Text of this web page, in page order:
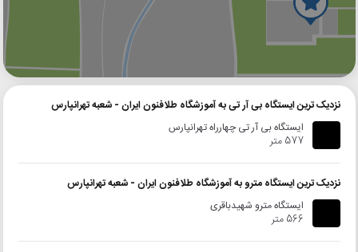
گوگل
نزدیک ترین ایستگاه بی آر تی به آموزشگاه طلافنون ایران - شعبه تهرانپارس
ایستگاه بی آر تی چهارراه تهرانپارس
577 متر
نزدیک ترین ایستگاه مترو به آموزشگاه طلافنون ایران - شعبه تهرانپارس
ایستگاه مترو شهیدباقری
566 متر